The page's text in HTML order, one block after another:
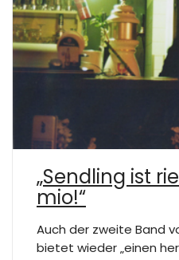
„Sendling ist
mio!“
Auch der zweite Band
bietet wieder „einen